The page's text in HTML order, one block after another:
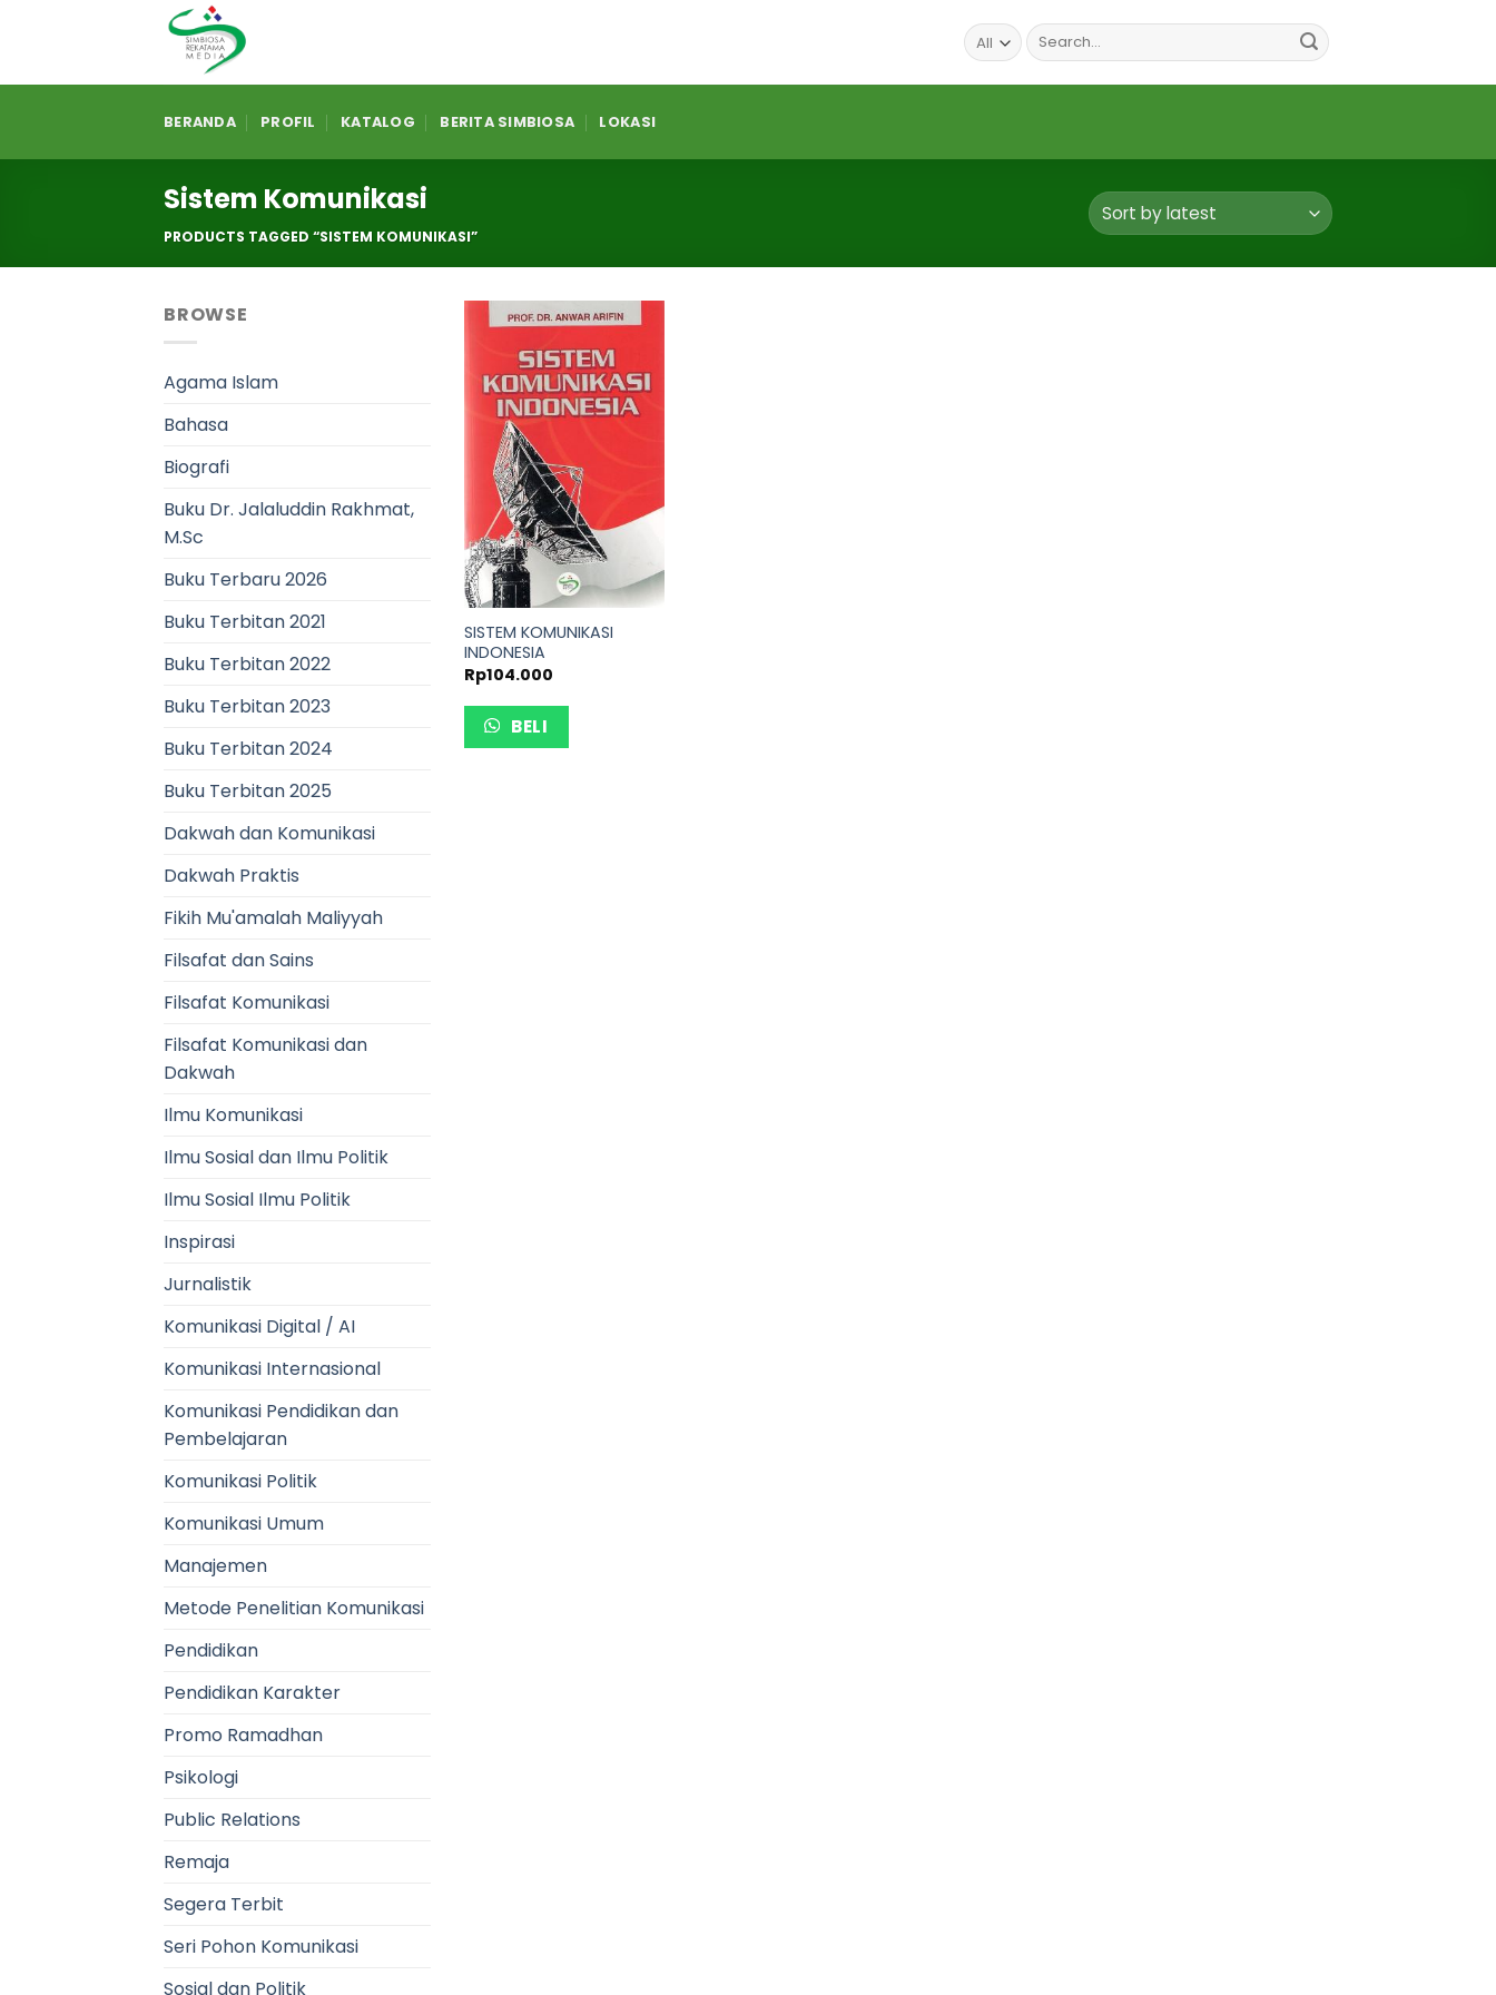
Search
for:
BERANDA PROFIL KATALOG BERITA SIMBIOSA LOKASI
Sistem Komunikasi
PRODUCTS TAGGED “SISTEM KOMUNIKASI”
BROWSE
Agama Islam
Bahasa
Biografi
Buku Dr. Jalaluddin Rakhmat,
M.Sc
Buku Terbaru 2026
Buku Terbitan 2021
Buku Terbitan 2022
Buku Terbitan 2023
Buku Terbitan 2024
Buku Terbitan 2025
Dakwah dan Komunikasi
Dakwah Praktis
Fikih Mu'amalah Maliyyah
Filsafat dan Sains
Filsafat Komunikasi
Filsafat Komunikasi dan
Dakwah
Ilmu Komunikasi
Ilmu Sosial dan Ilmu Politik
Ilmu Sosial Ilmu Politik
Inspirasi
Jurnalistik
Komunikasi Digital / AI
Komunikasi Internasional
Komunikasi Pendidikan dan
Pembelajaran
Komunikasi Politik
Komunikasi Umum
Manajemen
Metode Penelitian Komunikasi
Pendidikan
Pendidikan Karakter
Promo Ramadhan
Psikologi
Public Relations
Remaja
Segera Terbit
Seri Pohon Komunikasi
Sosial dan Politik
SISTEM KOMUNIKASI
INDONESIA
Rp104.000
BELI